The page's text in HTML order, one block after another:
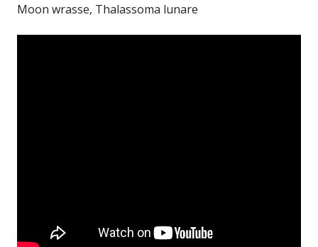
Moon wrasse, Thalassoma lunare